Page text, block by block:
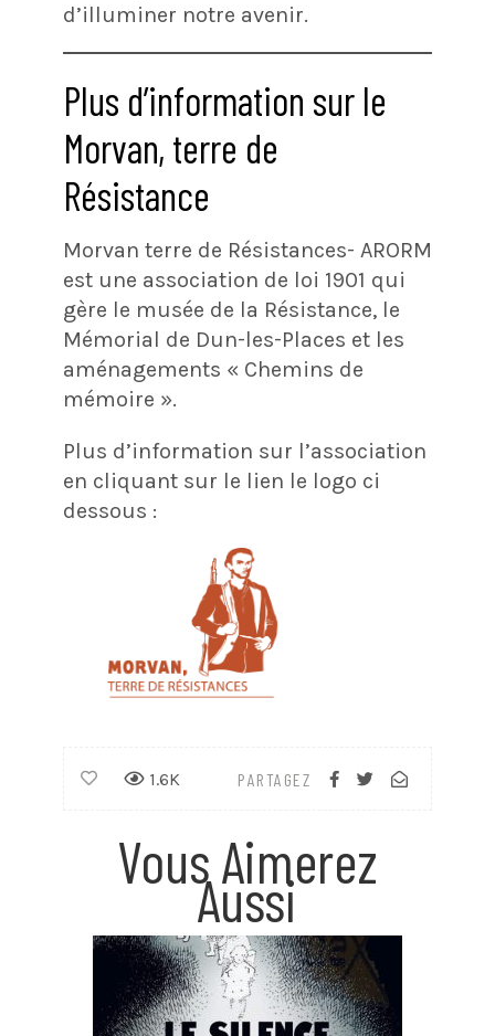
d’illuminer notre avenir.
Plus d’information sur le
Morvan, terre de
Résistance
Morvan terre de Résistances- ARORM
est une association de loi 1901 qui
gère le musée de la Résistance, le
Mémorial de Dun-les-Places et les
aménagements « Chemins de
mémoire ».
Plus d’information sur l’association
en cliquant sur le lien le logo ci
dessous :
PARTAGEZ
1.6K
Vous Aimerez
Aussi